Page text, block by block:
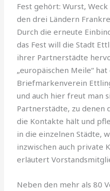
Fest gehört: Wurst,
den drei Ländern
Durch die erneute
das Fest will die Stadt
ihrer Partnerstädte
„europäischen Meile“
Briefmarkenverein
und auch hier freut man
Partnerstädte, zu denen
die Kontakte hält und
in die einzelnen Städte,
inzwischen auch private
erläutert
Neben den mehr als 80